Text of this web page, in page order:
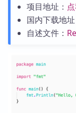
项目地址：
国内下载地址
自述文件：